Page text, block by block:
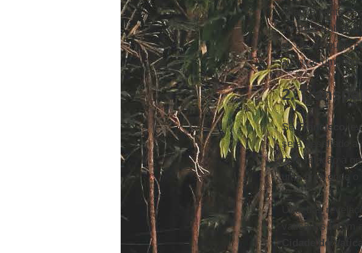
relativamente
vivem e
os rituais
avançar um
2.
SeFrancisco
será desafiado
com relação à
uma área onde
Uma das
vaticanos foram
Cidade do